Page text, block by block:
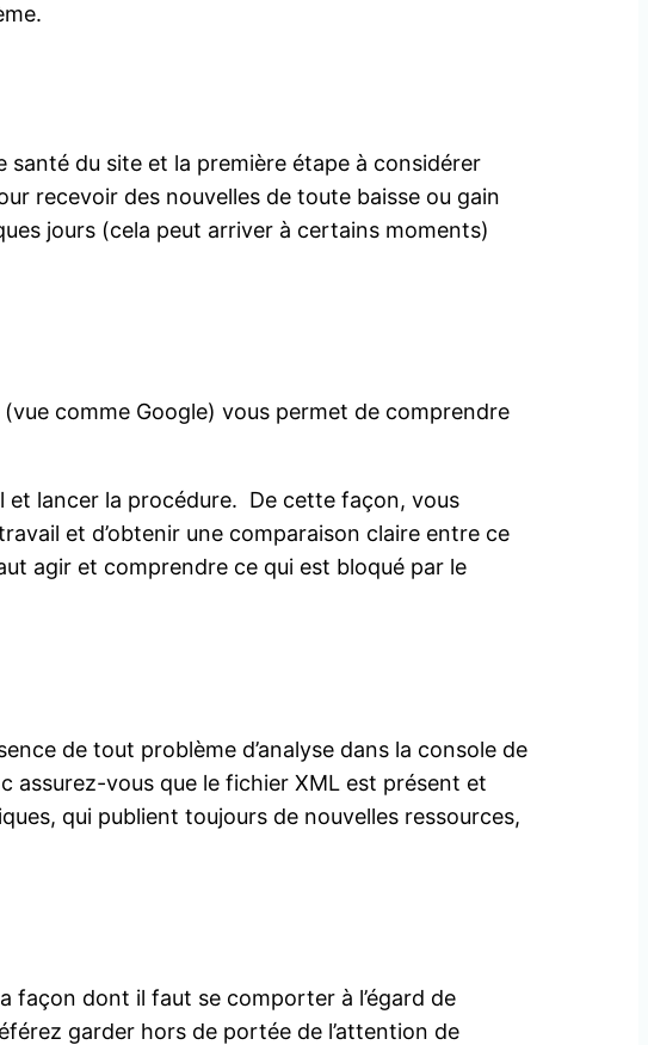
santé du site et la première étape à considérer
recevoir des nouvelles de toute baisse ou gain
jours (cela peut arriver à certains moments)
comme Google) vous permet de comprendre
et lancer la procédure. De cette façon, vous
et d’obtenir une comparaison claire entre ce
agir et comprendre ce qui est bloqué par le
de tout problème d’analyse dans la console de
assurez-vous que le fichier XML est présent et
qui publient toujours de nouvelles ressources,
façon dont il faut se comporter à l’égard de
garder hors de portée de l’attention de